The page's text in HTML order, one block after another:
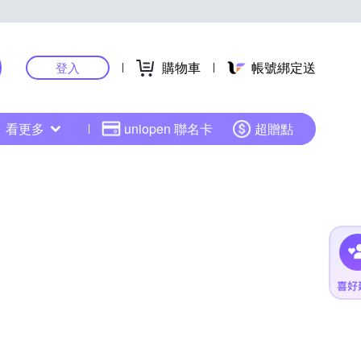
登入 購物車 帳號綁定送
看更多 uniopen 聯名卡 超贈點